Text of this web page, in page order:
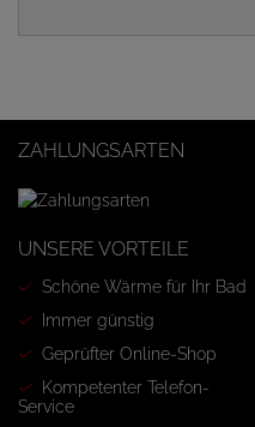
ZAHLUNGSARTEN
UNSERE VORTEILE
Schöne Wärme für Ihr Bad
Immer günstig
Geprüfter Online-Shop
Kompetenter Telefon-
Service